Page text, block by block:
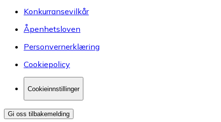
Konkurransevilkår
Åpenhetsloven
Personvernerklæring
Cookiepolicy
Cookieinnstillinger
Gi oss tilbakemelding